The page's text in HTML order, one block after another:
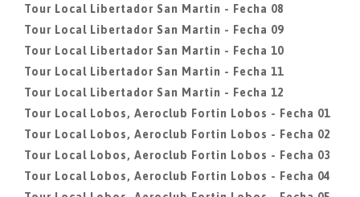
Tour Local Libertador San Martin - Fecha 08
Tour Local Libertador San Martin - Fecha 09
Tour Local Libertador San Martin - Fecha 10
Tour Local Libertador San Martin - Fecha 11
Tour Local Libertador San Martin - Fecha 12
Tour Local Lobos, Aeroclub Fortin Lobos - Fecha 01
Tour Local Lobos, Aeroclub Fortin Lobos - Fecha 02
Tour Local Lobos, Aeroclub Fortin Lobos - Fecha 03
Tour Local Lobos, Aeroclub Fortin Lobos - Fecha 04